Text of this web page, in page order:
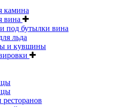
камина
вина
под бутылки вина
льда
и кувшины